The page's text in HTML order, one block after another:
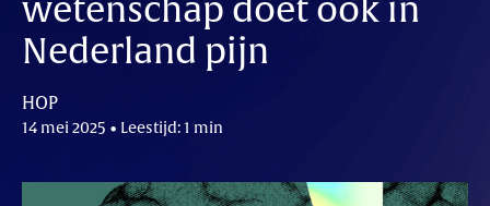
wetenschap doet ook in
Nederland pijn
HOP
14 mei 2025 • Leestijd: 1 min